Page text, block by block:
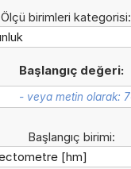
Ölçü birimleri kategorisi:
Başlangıç değeri:
Başlangıç birimi: